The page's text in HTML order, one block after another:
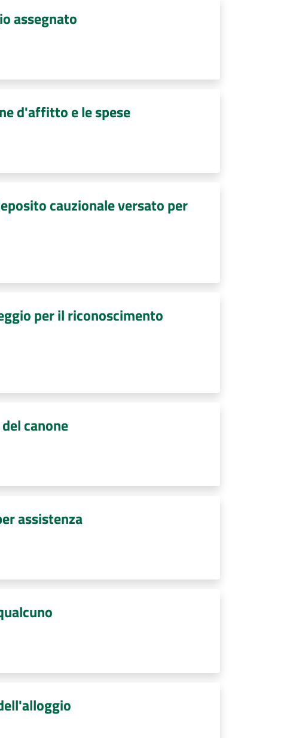
assegnato
d'affitto e le spese
cauzionale versato per
per il riconoscimento
canone
assistenza